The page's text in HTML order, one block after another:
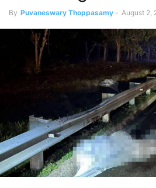
By Puvaneswary Thoppasamy - August 2,